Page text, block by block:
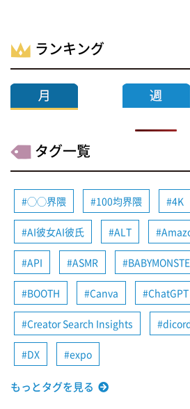
ランキング
タグ一覧
◯◯界隈 100均界隈 4K
AI彼女AI彼氏 ALT
API ASMR
BOOTH Canva ChatGPT
Creator Search Insights
DX expo
もっとタグを見る